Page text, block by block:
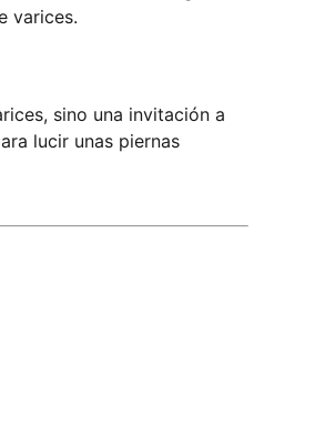
varices.
sino una invitación a
lucir unas piernas